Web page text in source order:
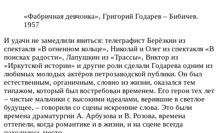
«Фабричная девчонка», Григорий Годарев – Бибичев.
1957
И удачи не замедлили явиться: телеграфист Берёзкин из
спектакля «В огненном кольце», Николай и Олег из спектакля «В
поисках радости», Лапушкин из «Трассы», Виктор из
«Иркутской истории» и другие роли сделали Годарева одним из
любимых молодых актёров петрозаводской публики. Он был
естественным, органичным, словно из жизни, оказался тем
типажом, который был востребован временем. Его герои тех лет
– чистые мальчики с высокими идеалами, верившие в светлое
будущее, – говорили со сцены искренние слова. Это были
времена драматургии А. Арбузова и В. Розова, времена
оттепели, когда романтике и в жизни, и на сцене всегда